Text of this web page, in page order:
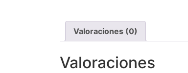
Valoraciones (0)
Valoraciones